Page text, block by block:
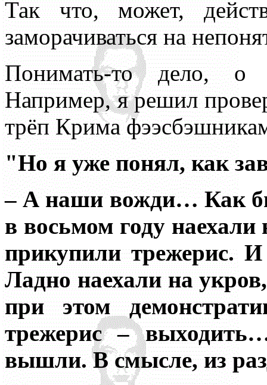
Так что, может,
заморачиваться на
Понимать-то дело, о
Например, я решил
трёп Крима
"Но я уже понял, как
– А наши вожди… Как
в восьмом году наехали
прикупили трежерис.
Ладно наехали на
при этом
трежерис –
вышли. В смысле, из